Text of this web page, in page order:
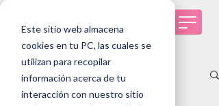
Este sitio web almacena
cookies en tu PC, las cuales se
utilizan para recopilar
información acerca de tu
interacción con nuestro sitio
Entrada